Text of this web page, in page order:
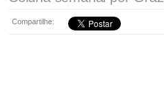
Compartilhe: